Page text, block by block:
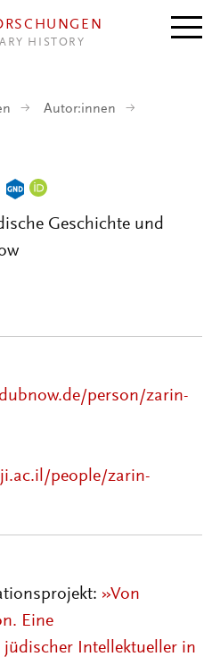
HISTORY
Autor:innen
Geschichte und
person/zarin-
people/zarin-
»Von
Eine
jüdischer Intellektueller in